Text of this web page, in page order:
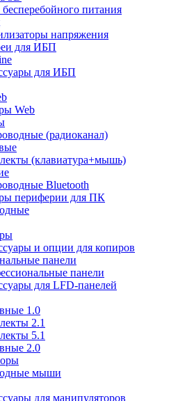
питания
напряжения
для ИБП
для ИБП
Web
(радиоканал)
(клавиатура+мышь)
Bluetooth
периферии для ПК
и опции для копиров
панели
панели
для LFD-панелей
1.0
2.1
5.1
2.0
мыши
для манипуляторов